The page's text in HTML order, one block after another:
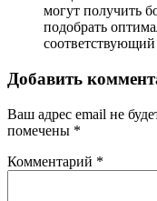
могут получить
подобрать
Добавить
Ваш адрес email не
помечены *
Комментарий *